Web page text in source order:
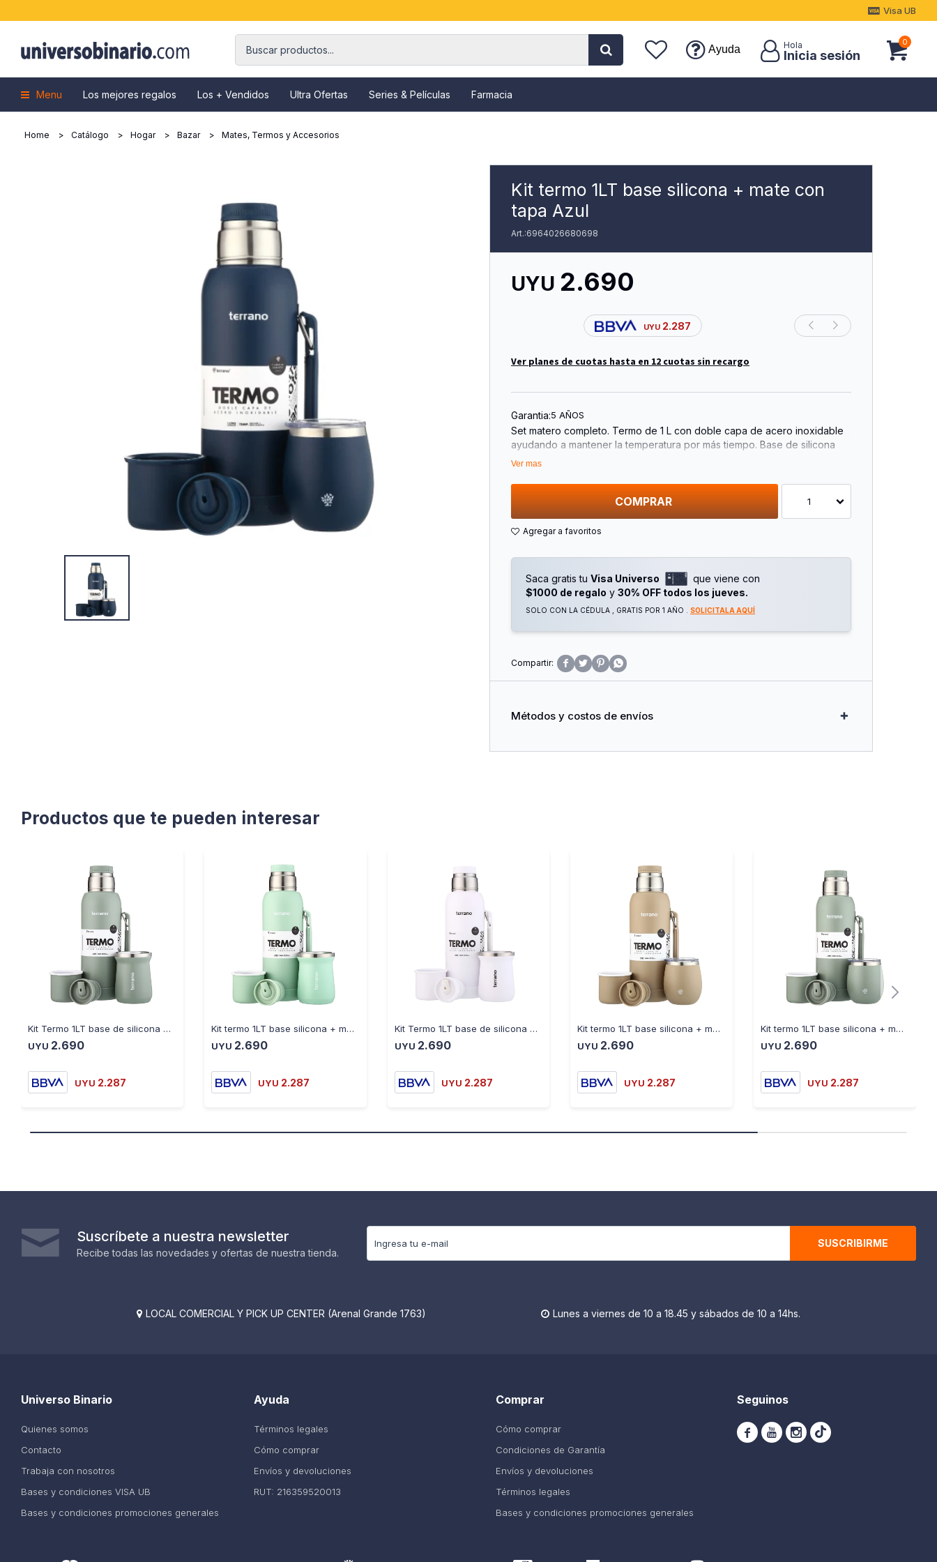
Menu Los mejores regalos Los + Vendidos Ultra Ofertas Series & Películas Farmacia
Ayuda
0
Visa UB
Home Catálogo Hogar Bazar Mates, Termos y Accesorios
Kit termo 1LT base silicona + mate con
tapa Azul
6964026680698
UYU 2.690
UYU 2.287
Ver planes de cuotas hasta en 12 cuotas sin recargo
Garantia:5 AÑOS
Set matero completo. Termo de 1 L con doble capa de acero inoxidable
ayudando a mantener la temperatura por más tiempo. Base de silicona
antimpacto y manija de agarre mejorado.
5 años de garantía.
• Termo 1 L
• Dos tapones
Ver mas
COMPRAR 1
Saca gratis tu Visa Universo
que viene con
$1000 de regalo y 30% OFF todos los jueves.
SOLO CON LA CÉDULA , GRATIS POR 1 AÑO . SOLICITALA AQUÍ
   
Métodos y costos de envíos
Productos que te pueden interesar
Kit Termo 1LT base de silicona + mate tradicional oliva
UYU 2.690
UYU 2.287
Kit termo 1LT base silicona + mate tradicional Verde agua
UYU 2.690
UYU 2.287
Kit Termo 1LT base de silicona + Mate Tradicional blanco
UYU 2.690
UYU 2.287
Kit termo 1LT base silicona + mate con tapa arena
UYU 2.690
UYU 2.287
Kit termo 1LT base silicona + mate con tapa oliva
UYU 2.690
UYU 2.287
Suscríbete a nuestra newsletter
Recibe todas las novedades y ofertas de nuestra tienda.
SUSCRIBIRME
 LOCAL COMERCIAL Y PICK UP CENTER (Arenal Grande 1763)  Lunes a viernes de 10 a 18.45 y sábados de 10 a 14hs.
Ayuda
Términos legales
Cómo comprar
Envíos y devoluciones
RUT: 216359520013
Universo Binario
Quienes somos
Contacto
Trabaja con nosotros
Bases y condiciones VISA UB
Bases y condiciones promociones generales
Comprar
Cómo comprar
Condiciones de Garantía
Envíos y devoluciones
Términos legales
Bases y condiciones promociones generales
Seguinos
  